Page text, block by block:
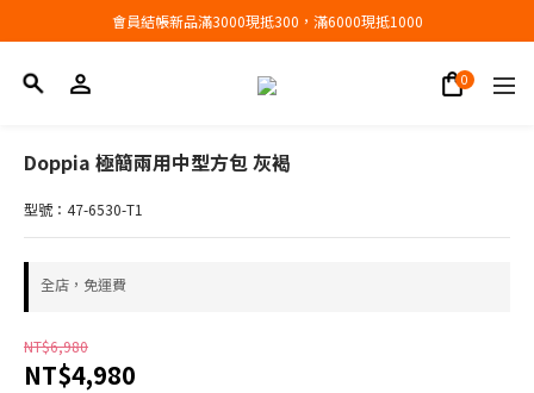
會員結帳新品滿3000現抵300，滿6000現抵1000
會員結帳新品滿3000現抵300，滿6000現抵1000
Doppia 極簡兩用中型方包 灰褐
型號：47-6530-T1
全店，免運費
NT$6,980
NT$4,980